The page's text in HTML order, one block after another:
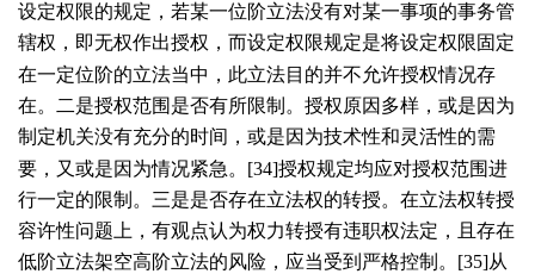
设定权限的规定，若某一位阶立法没有对某一事项的事务管
辖权，即无权作出授权，而设定权限规定是将设定权限固定
在一定位阶的立法当中，此立法目的并不允许授权情况存
在。二是授权范围是否有所限制。授权原因多样，或是因为
制定机关没有充分的时间，或是因为技术性和灵活性的需
要，又或是因为情况紧急。[34]授权规定均应对授权范围进
行一定的限制。三是是否存在立法权的转授。在立法权转授
容许性问题上，有观点认为权力转授有违职权法定，且存在
低阶立法架空高阶立法的风险，应当受到严格控制。[35]从